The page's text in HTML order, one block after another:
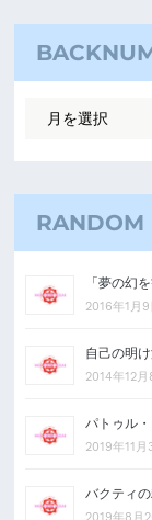
RANDOM
「夢の幻
2016年1月9
自己の明
2014年12月
パトゥル
2019年11月
バクティの